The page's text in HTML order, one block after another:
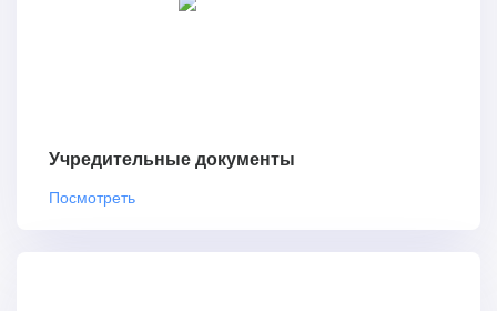
Учредительные документы
Посмотреть